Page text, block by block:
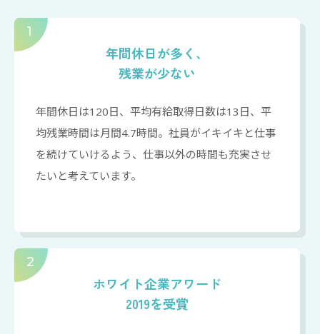
1
年間休日が多く、
残業が少ない
年間休日は120日、平均有給取得日数は13日、平
均残業時間は月間4.7時間。社員がイキイキと仕事
を続けていけるよう、仕事以外の時間も充実させ
たいと考えています。
2
ホワイト企業アワード
2019を受賞